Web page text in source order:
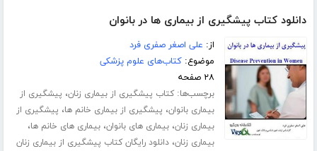
دانلود کتاب پیشگیری از بیماری ها در بانوان
از: علی اصغر صفری فرد
موضوع:کتاب‌های علوم پزشکی
۲۸ صفحه
برچسب‌ها:کتاب پیشگیری از بیماری زنان، پیشگیری از
بیماری بانوان، پیشگیری از بیماری خانم ها، پیشگیری از
بیماری زنان،بیماری های بانوان،بیماری های خانم ها،
بیماری زنان،دانلود رایگان کتاب پیشگیری از بیماری زنان